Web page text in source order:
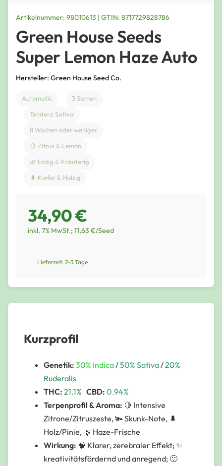
Artikelnummer: 98010613 | GTIN: 8717729828786
Green House Seeds
Super Lemon Haze Auto
Hersteller: Green House Seed Co.
Automatic
3 Samen
Tendenz Sativa
8 Wochen oder weniger
🍋 Zitrus & Lemon
🌿 Erdig & Kräuterig
🌲 Kiefer & Holzig
34,90 €
inkl. 7% MwSt.; 11,63 €/Seed
Lieferzeit: 2-3 Tage
Kurzprofil
Genetik: 30% Indica /50% Sativa /20%
Ruderalis
THC: 21.1% CBD: 0.94%
Terpenprofil & Aroma: 🍋 Intensive
Zitrone/Zitruszeste, 🫚 Skunk-Note, 🌲
Holz/Pinie, 🌿 Haze-Frische
Wirkung: 🧠 Klarer, zerebraler Effekt; ✨
kreativitätsfördernd und anregend; 🙂